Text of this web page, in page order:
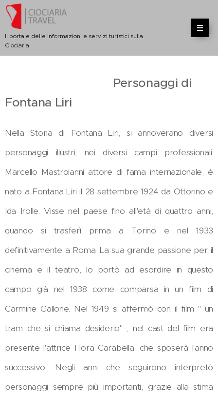
Il portale delle informazioni e servizi turistici sulla
Ciociaria
Personaggi di
Fontana Liri
Nella Storia di Fontana Liri, si annoverano diversi
personaggi illustri, nei diversi campi professionali.
Marcello Mastroianni attore di fama internazionale, è
nato a Fontana Liri il 28 settembre 1924 da Ottorino e
Ida Irolle. Visse nel paese fino all'età di quattro anni,
quando si trasferì prima a Torino e nel 1933
definitivamente a Roma. La sua grande passione per il
cinema e il teatro, lo portò ad esordire in questo
campo già nel 1938 come comparsa in un film di
Carmine Gallone. Nel 1949 si affermò con il film " un
tram che si chiama desiderio" , nel cast del film era
presente l'attrice Flora Carabella, che sposerà l'anno
successivo. Negli anni che seguirono interpretò
personaggi sempre più importanti, grazie alla stima